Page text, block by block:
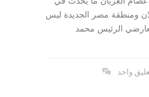
ومنطقة مصر الجديدة ليس
الرئيس محمد
واحد